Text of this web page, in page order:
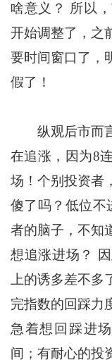
啥意义？ 所以
开始调整了，之
要时间窗口了，
假了！
纵观后市而言
在追涨，因为8
场！个别投资者
傻了吗？低位不
者的脑子，不知
想追涨进场？
上的诱多差不多
完指数的回踩力
急着想回踩进
间；有耐心的投